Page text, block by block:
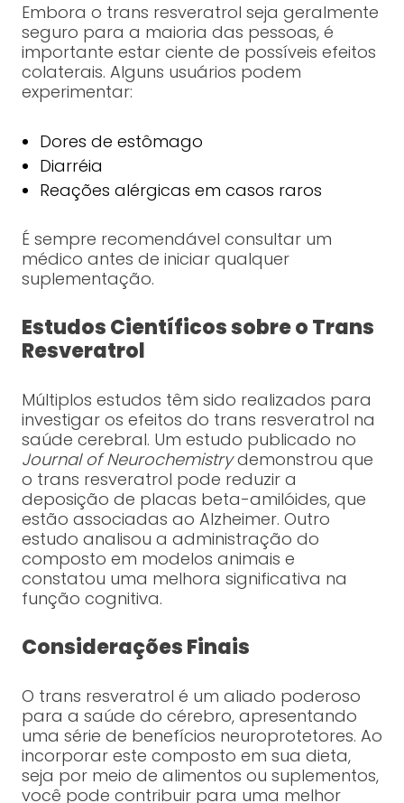
Embora o trans resveratrol seja geralmente
seguro para a maioria das pessoas, é
importante estar ciente de possíveis efeitos
colaterais. Alguns usuários podem
experimentar:
Dores de estômago
Diarréia
Reações alérgicas em casos raros
É sempre recomendável consultar um
médico antes de iniciar qualquer
suplementação.
Estudos Científicos sobre o Trans
Resveratrol
Múltiplos estudos têm sido realizados para
investigar os efeitos do trans resveratrol na
saúde cerebral. Um estudo publicado no
Journal of Neurochemistrydemonstrou que
o trans resveratrol pode reduzir a
deposição de placas beta-amilóides, que
estão associadas ao Alzheimer. Outro
estudo analisou a administração do
composto em modelos animais e
constatou uma melhora significativa na
função cognitiva.
Considerações Finais
O trans resveratrol é um aliado poderoso
para a saúde do cérebro, apresentando
uma série de benefícios neuroprotetores. Ao
incorporar este composto em sua dieta,
seja por meio de alimentos ou suplementos,
você pode contribuir para uma melhor